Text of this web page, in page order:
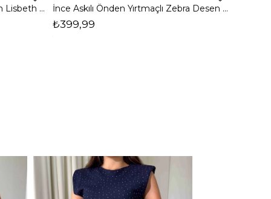
İnce Askılı Önden Yırtmaçlı Uzun Lisbeth Kadın Beyaz Elbise 22K000581 İnce Askılı Önden Yırtmaçlı Zebra Desen Citlali Kadın Renkli Elbise 22Y000068
₺399,99